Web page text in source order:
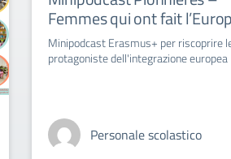
Femmes qui ont fait
Minipodcast Erasmus+ per riscoprire
protagoniste dell'integrazione europea
Personale scolastico